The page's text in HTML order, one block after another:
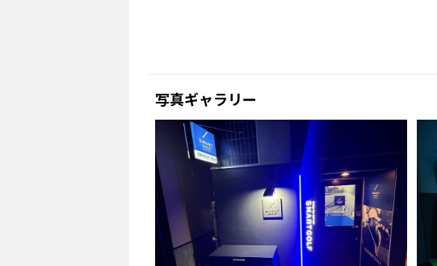
写真ギャラリー